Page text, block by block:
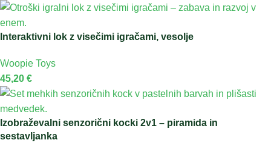
Interaktivni lok z visečimi igračami, vesolje
Woopie Toys
45,20 €
Izobraževalni senzorični kocki 2v1 – piramida in
sestavljanka